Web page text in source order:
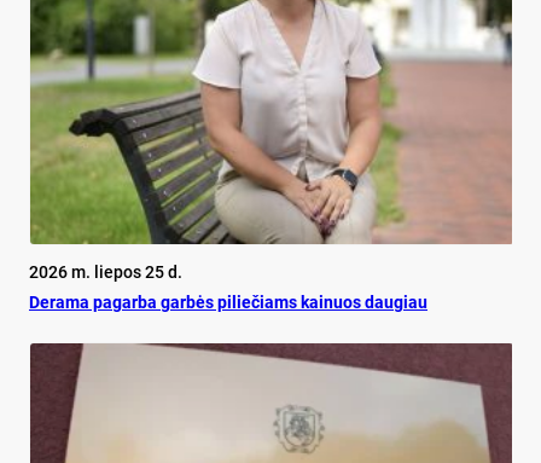
2026 m. liepos 25 d.
De­ra­ma pa­gar­ba gar­bės pi­lie­čiams kai­nuos dau­giau